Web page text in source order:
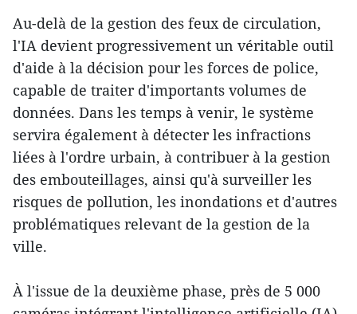
Au-delà de la gestion des feux de circulation,
l'IA devient progressivement un véritable outil
d'aide à la décision pour les forces de police,
capable de traiter d'importants volumes de
données. Dans les temps à venir, le système
servira également à détecter les infractions
liées à l'ordre urbain, à contribuer à la gestion
des embouteillages, ainsi qu'à surveiller les
risques de pollution, les inondations et d'autres
problématiques relevant de la gestion de la
ville.
À l'issue de la deuxième phase, près de 5 000